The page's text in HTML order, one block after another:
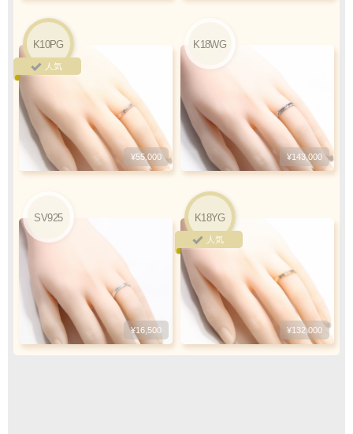
お客様ご負担で
お願い致します
となります
キャンセル・返品不可
ご注文の際は
サイズ等にご注意下さい
K10PG
人気
¥55,000
K18WG
¥143,000
SV925
¥16,500
K18YG
人気
¥132,000